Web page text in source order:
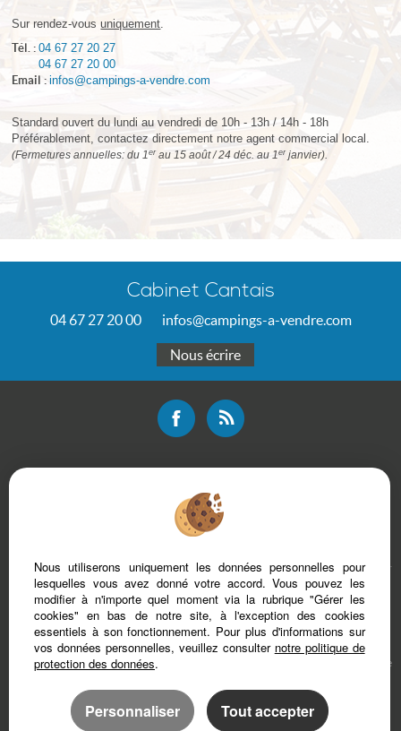
Sur rendez-vousuniquement.
Tél. :04 67 27 20 27
04 67 27 20 00
Email :infos@campings-a-vendre.com
Standard ouvert du lundi au vendredi de 10h - 13h / 14h - 18h
Préférablement, contactez directement notre agent commercial local.
(Fermetures annuelles: du 1erau 15 août / 24 déc. au 1erjanvier).
Cabinet Cantais
04 67 27 20 00 infos@campings-a-vendre.com
Nous écrire
Bareme d'honoraires
Afin de vous offrir un confort de lecture permanent, depuis votre PC, votre tablette
d'écrans
Nous utiliserons uniquement les données personnelles pour
lesquelles vous avez donné votre accord. Vous pouvez les
modifier à n'importe quel moment via la rubrique "Gérer les
cookies" en bas de notre site, à l'exception des cookies
essentiels à son fonctionnement. Pour plus d'informations sur
vos données personnelles, veuillez consulter notre politique de
protection des données.
Personnaliser Tout accepter